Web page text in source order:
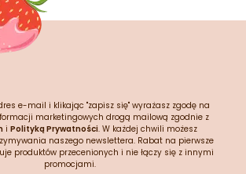
e-mail i klikając "zapisz się" wyrażasz zgodę na
marketingowych drogą mailową zgodnie z
i Polityką Prywatności. W każdej chwili możesz
naszego newslettera. Rabat na pierwsze
produktów przecenionych i nie łączy się z innymi
promocjami.